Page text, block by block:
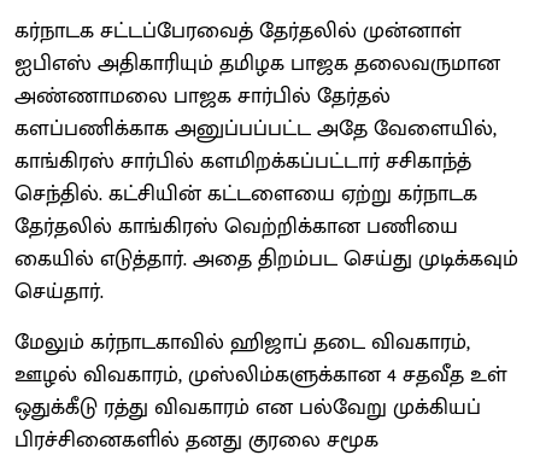
கர்நாடக சட்டப்பேரவைத் தேர்தலில் முன்னாள்
ஐபிஎஸ் அதிகாரியும் தமிழக பாஜக தலைவருமான
அண்ணாமலை பாஜக சார்பில் தேர்தல்
களப்பணிக்காக அனுப்பப்பட்ட அதே வேளையில்,
காங்கிரஸ் சார்பில் களமிறக்கப்பட்டார் சசிகாந்த்
செந்தில். கட்சியின் கட்டளையை ஏற்று கர்நாடக
தேர்தலில் காங்கிரஸ் வெற்றிக்கான பணியை
கையில் எடுத்தார். அதை திறம்பட செய்து முடிக்கவும்
செய்தார்.
மேலும் கர்நாடகாவில் ஹிஜாப் தடை விவகாரம்,
ஊழல் விவகாரம், முஸ்லிம்களுக்கான 4 சதவீத உள்
ஒதுக்கீடு ரத்து விவகாரம் என பல்வேறு முக்கியப்
பிரச்சினைகளில் தனது குரலை சமூக